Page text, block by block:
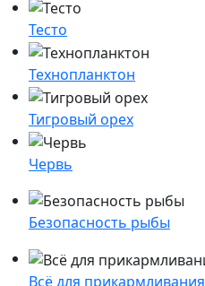
Тесто
Технопланктон
Тигровый орех
Червь
Безопасность рыбы
Всё для прикармливания